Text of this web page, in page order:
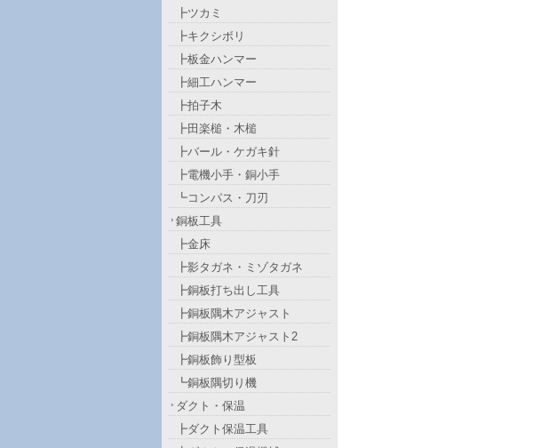
┣ツカミ
┣キクシボリ
┣板金ハンマー
┣細工ハンマー
┣拍子木
┣田楽槌・木槌
┣バール・ケガキ針
┣電機小手・銅小手
┗コンパス・刀刃
銅板工具
┣金床
┣影タガネ・ミゾタガネ
┣銅板打ち出し工具
┣銅板隅木アジャスト
┣銅板隅木アジャスト2
┣銅板飾り型板
┗銅板隅切り機
ダクト・保温
┣ダクト保温工具